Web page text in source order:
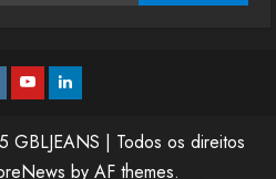
YoutubeLinkedin
| Todos os direitos
by AF themes.